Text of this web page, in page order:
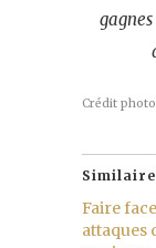
Crédit
Similaire
Faire
attaques